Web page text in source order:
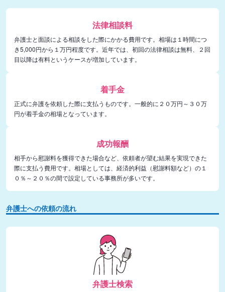
法律相談料
弁護士と面談による相談をした際にかかる費用です。相場は１時間につ
き5,000円から１万円程度です。近年では、初回の法律相談は無料、２回
目以降は有料というケースが増加しています。
着手金
正式に弁護を依頼した際に支払うものです。一般的に２０万円～３０万
円が着手金の相場となっています。
成功報酬
相手から慰謝料を獲得できた場合など、依頼者が望む結果を実現できた
際に支払う費用です。相場としては、経済的利益（慰謝料額など）の１
０％～２０％の間で設定している事務所が多いです。
弁護士への依頼の流れ
弁護士検索